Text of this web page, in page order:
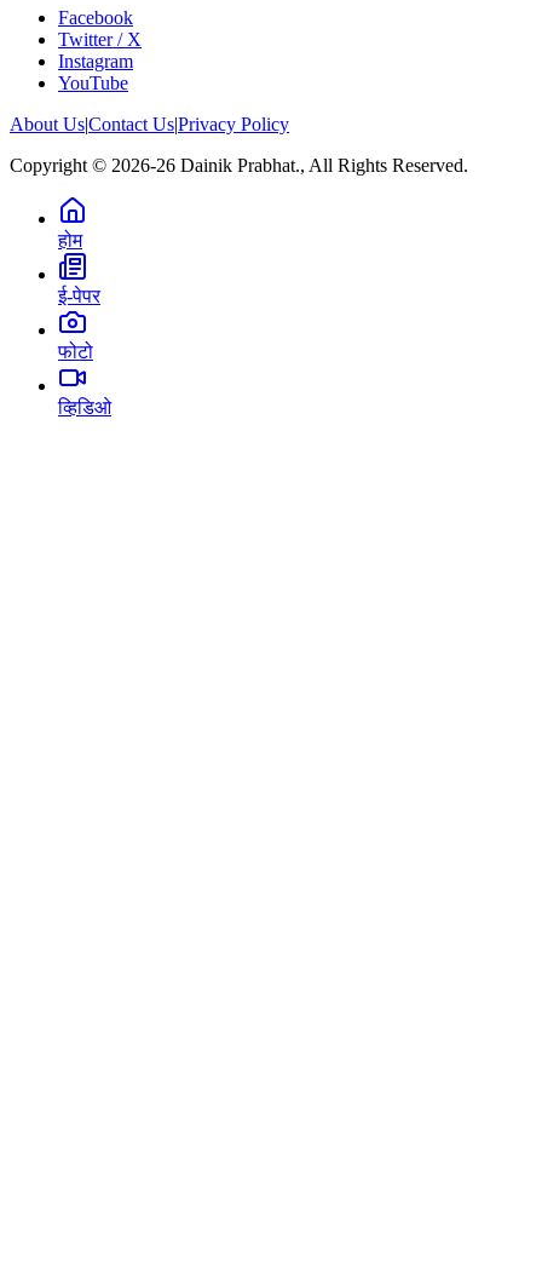
Facebook
Twitter / X
Instagram
YouTube
About Us|Contact Us|Privacy Policy
Copyright © 2026-26 Dainik Prabhat., All Rights Reserved.
होम
ई-पेपर
फोटो
व्हिडिओ